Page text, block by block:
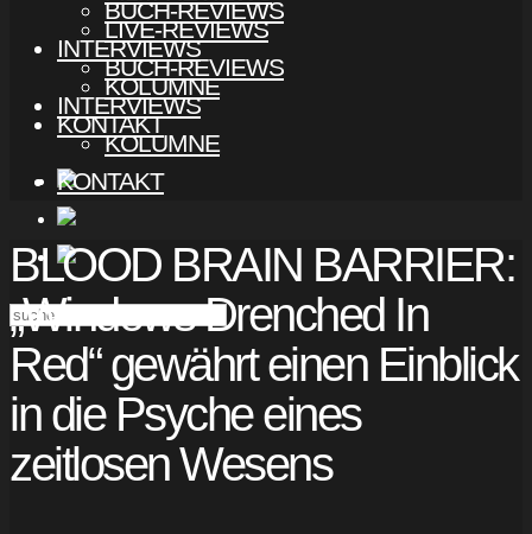
BUCH-REVIEWS
INTERVIEWS
KOLUMNE
KONTAKT
LIVE-REVIEWS
BUCH-REVIEWS
INTERVIEWS
KOLUMNE
KONTAKT
BLOOD BRAIN BARRIER:
„Windows Drenched In
Red“ gewährt einen Einblick
in die Psyche eines
zeitlosen Wesens